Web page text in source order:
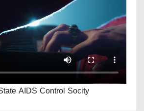
AIDS Control Socity